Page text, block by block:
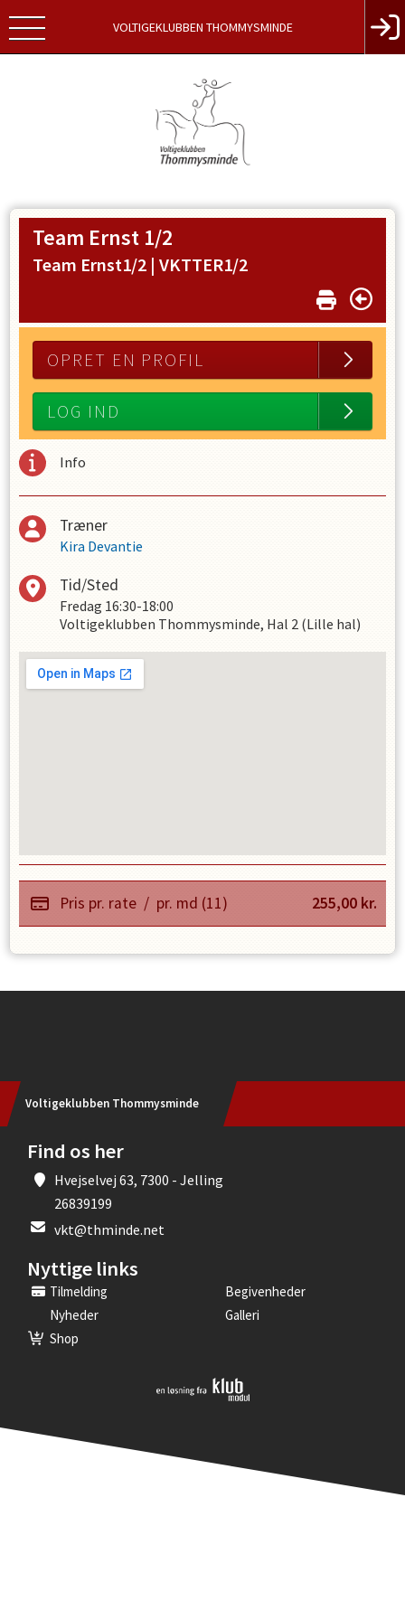
VOLTIGEKLUBBEN THOMMYSMINDE
Team Ernst 1/2
Team Ernst1/2 | VKTTER1/2
OPRET EN PROFIL
LOG IND
Info
Træner
Kira Devantie
Tid/Sted
Fredag 16:30-18:00
Voltigeklubben Thommysminde, Hal 2 (Lille hal)
Pris pr. rate / pr. md (11) 255,00 kr.
Voltigeklubben Thommysminde
Find os her
Hvejselvej 63, 7300 - Jelling
26839199
vkt@thminde.net
Nyttige links
Tilmelding
Begivenheder
Nyheder
Galleri
Shop